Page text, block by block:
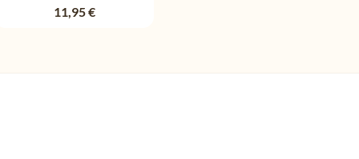
11,95 €